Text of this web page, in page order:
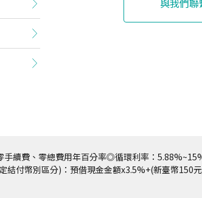
續費、零總費用年百分率◎循環利率：
結付幣別區分)：預借現金金額x3.5%+(新臺幣